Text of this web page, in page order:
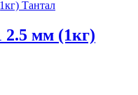
мм (1кг)